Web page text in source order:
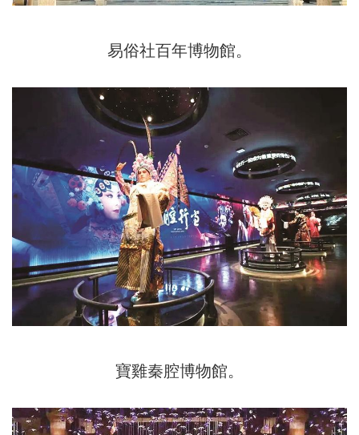
易俗社百年博物館。
寶雞秦腔博物館。